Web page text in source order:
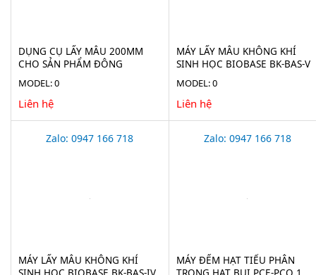
DỤNG CỤ LẤY MẪU 200MM
CHO SẢN PHẨM ĐÔNG
5323-2010
MODEL: 0
Liên hệ
MÁY LẤY MẪU KHÔNG KHÍ
SINH HỌC BIOBASE BK-BAS-V
MODEL: 0
Liên hệ
Zalo: 0947 166 718
MÁY LẤY MẪU KHÔNG KHÍ
Zalo: 0947 166 718
MÁY ĐẾM HẠT TIỂU PHÂN